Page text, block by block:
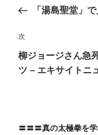
ナ
ビ
ゲ
ー
の
稿
「湯島聖堂」
次
の
投
次
柳ジョージさん急
ツ – エキサイトニ
〓〓〓真の太極拳を